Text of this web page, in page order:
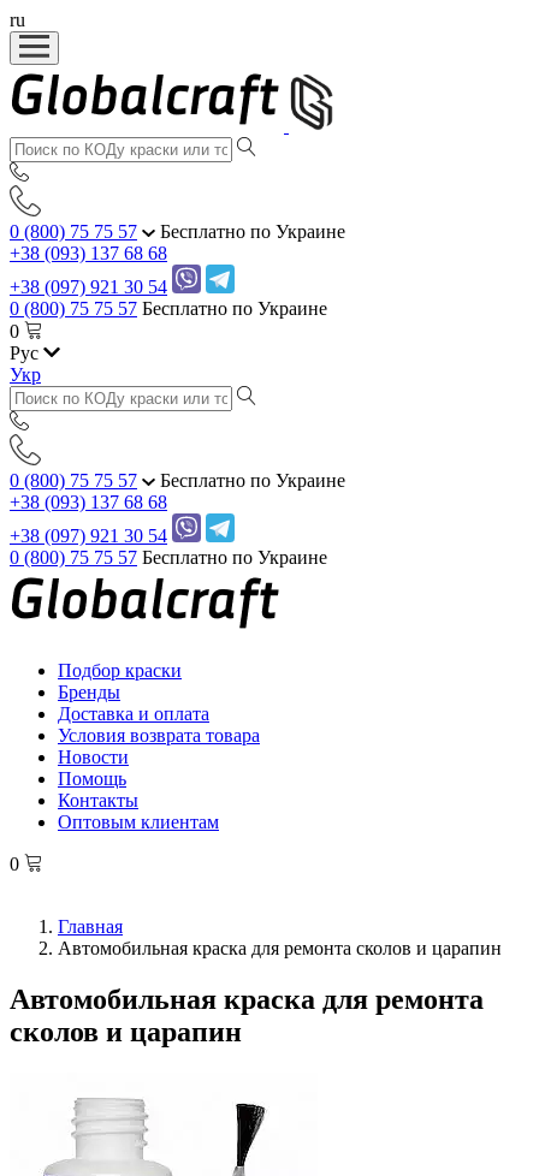
ru
0 (800) 75 75 57
Бесплатно по Украине
+38 (093) 137 68 68
+38 (097) 921 30 54
0 (800) 75 75 57 Бесплатно по Украине
0
Рус
Укр
0 (800) 75 75 57
Бесплатно по Украине
+38 (093) 137 68 68
+38 (097) 921 30 54
0 (800) 75 75 57 Бесплатно по Украине
Подбор краски
Бренды
Доставка и оплата
Условия возврата товара
Новости
Помощь
Контакты
Оптовым клиентам
0
Главная
Автомобильная краска для ремонта сколов и царапин
Автомобильная краска для ремонта
сколов и царапин